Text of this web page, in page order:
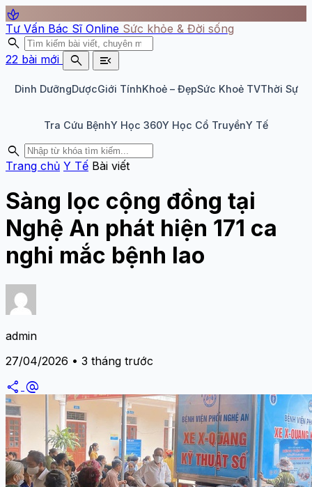
spa
Tư Vấn Bác Sĩ Online Sức khỏe & Đời sống
search
22 bài mới search menu_open
Dinh DưỡngDượcGiới TínhKhoẻ – ĐẹpSức Khoẻ TVThời Sự
Tra Cứu BệnhY Học 360Y Học Cổ TruyềnY Tế
search
Trang chủ Y Tế Bài viết
Sàng lọc cộng đồng tại
Nghệ An phát hiện 171 ca
nghi mắc bệnh lao
admin
27/04/2026 • 3 tháng trước
share alternate_email